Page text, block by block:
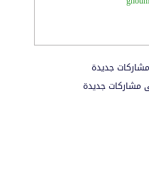
جديدة
مشاركات جديدة